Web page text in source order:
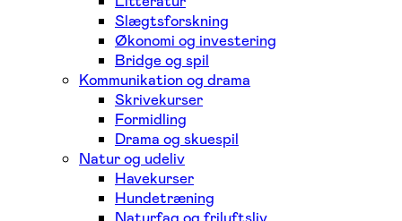
Slægtsforskning
Økonomi og investering
Bridge og spil
Kommunikation og drama
Skrivekurser
Formidling
Drama og skuespil
Natur og udeliv
Havekurser
Hundetræning